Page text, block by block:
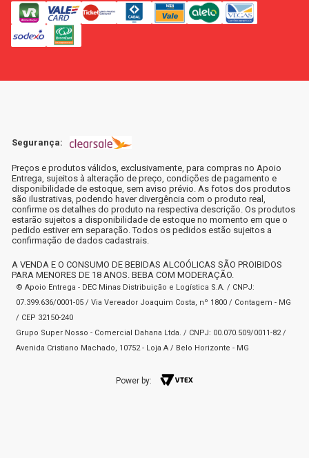
Segurança:
Preços e produtos válidos, exclusivamente, para compras no Apoio
Entrega, sujeitos à alteração de preço, condições de pagamento e
disponibilidade de estoque, sem aviso prévio. As fotos dos produtos
são ilustrativas, podendo haver divergência com o produto real,
confirme os detalhes do produto na respectiva descrição. Os produtos
estarão sujeitos a disponibilidade de estoque no momento em que o
pedido estiver em separação. Todos os pedidos estão sujeitos a
confirmação de dados cadastrais.
A VENDA E O CONSUMO DE BEBIDAS ALCOÓLICAS SÃO PROIBIDOS
PARA MENORES DE 18 ANOS. BEBA COM MODERAÇÃO.
© Apoio Entrega - DEC Minas Distribuição e Logística S.A. / CNPJ:
07.399.636/0001-05 / Via Vereador Joaquim Costa, nº 1800 / Contagem - MG
/ CEP 32150-240
Grupo Super Nosso - Comercial Dahana Ltda. / CNPJ: 00.070.509/0011-82 /
Avenida Cristiano Machado, 10752 - Loja A / Belo Horizonte - MG
Power by: